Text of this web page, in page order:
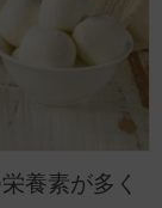
養素が多く